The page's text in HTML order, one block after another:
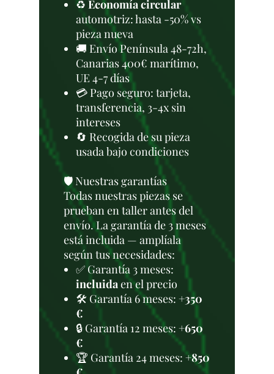
♻️ Economía circular
automotriz: hasta -50% vs
pieza nueva
🚚 Envío Península 48-72h,
Canarias 400€ marítimo,
UE 4-7 días
💳 Pago seguro: tarjeta,
transferencia, 3-4x sin
intereses
🔄 Recogida de su pieza
usada bajo condiciones
🛡️ Nuestras garantías
Todas nuestras piezas se
prueban en taller antes del
envío. La garantía de 3 meses
está incluida — amplíala
según tus necesidades:
✅ Garantía 3 meses:
incluidaen el precio
🛠️ Garantía 6 meses: +350
€
🔒 Garantía 12 meses: +650
€
🏆 Garantía 24 meses: +850